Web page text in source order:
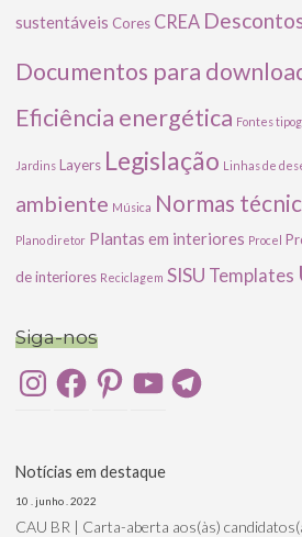
sustentáveis Cores CREA
Documentos para
Eficiência energética Fontes
Jardins Layers Legislação Linhas de
ambiente Música Normas
Plano diretor Plantas em interiores Procel
de interiores Reciclagem SISU Templates
Siga-nos
InstagramFacebookPinterestYouTubeTelegram
Notícias em destaque
10 . junho . 2022
CAU BR | Carta-aberta aos(às)